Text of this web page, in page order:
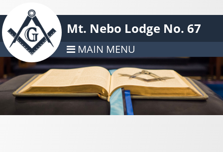
Mt. Nebo Lodge No. 67
MAIN MENU